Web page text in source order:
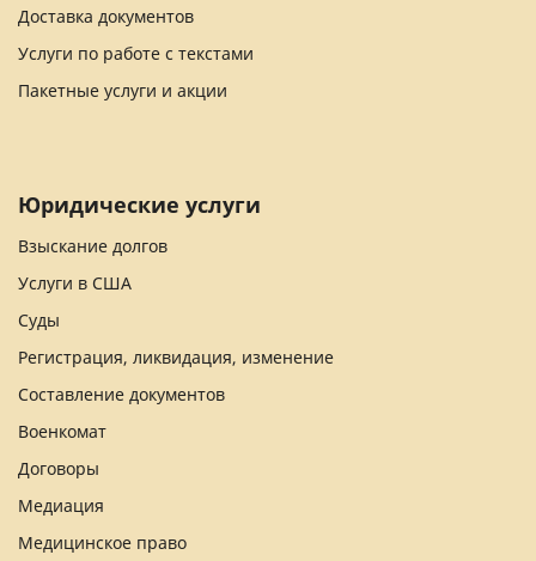
Доставка документов
Услуги по работе с текстами
Пакетные услуги и акции
Юридические услуги
Взыскание долгов
Услуги в США
Суды
Регистрация, ликвидация, изменение
Составление документов
Военкомат
Договоры
Медиация
Медицинское право